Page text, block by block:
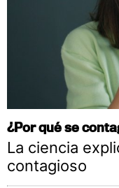
¿Por qué se
La ciencia
contagioso